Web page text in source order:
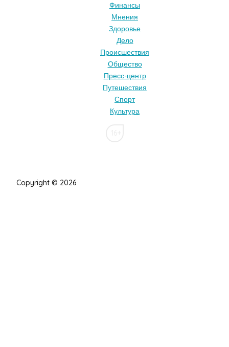
Финансы
Мнения
Здоровье
Дело
Происшествия
Общество
Пресс-центр
Путешествия
Спорт
Культура
Copyright © 2026